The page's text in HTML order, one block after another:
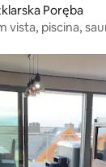
Poręba
piscina,